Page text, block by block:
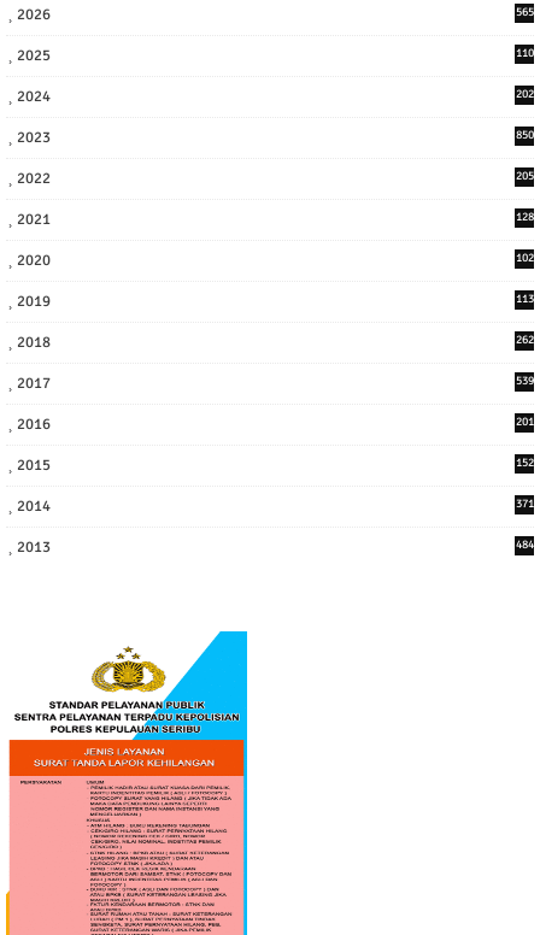
2026 565
2025
110
2024
202
2023 850
2022
205
2021
128
2020
102
2019
113
2018
262
2017
539
2016
201
2015 152
2014 371
2013 484